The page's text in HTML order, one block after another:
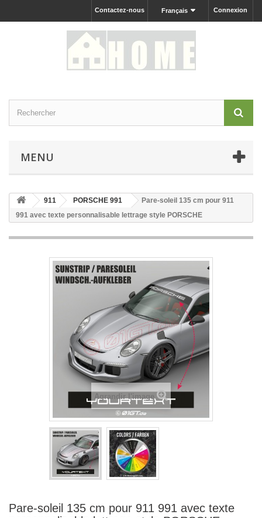
Connexion
Français
Contactez-nous
MENU
911 PORSCHE 991
Pare-soleil 135 cm pour 911
991 avec texte personnalisable lettrage style PORSCHE
Agrandir l'image
Pare-soleil 135 cm pour 911 991 avec texte